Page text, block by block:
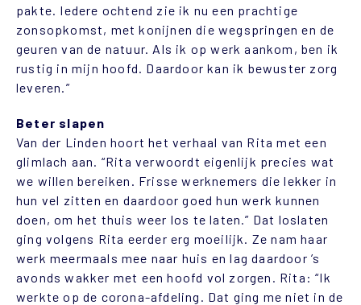
pakte. Iedere ochtend zie ik nu een prachtige
zonsopkomst, met konijnen die wegspringen en de
geuren van de natuur. Als ik op werk aankom, ben ik
rustig in mijn hoofd. Daardoor kan ik bewuster zorg
leveren.”
Beter slapen
Van der Linden hoort het verhaal van Rita met een
glimlach aan. “Rita verwoordt eigenlijk precies wat
we willen bereiken. Frisse werknemers die lekker in
hun vel zitten en daardoor goed hun werk kunnen
doen, om het thuis weer los te laten.” Dat loslaten
ging volgens Rita eerder erg moeilijk. Ze nam haar
werk meermaals mee naar huis en lag daardoor ’s
avonds wakker met een hoofd vol zorgen. Rita: “Ik
werkte op de corona-afdeling. Dat ging me niet in de